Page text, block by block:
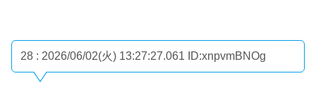
28 : 2026/06/02(火) 13:27:27.061 ID:xnpvmBNOg